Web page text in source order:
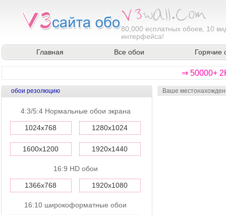
80,000 есплатных обоев, 10
интерфейса!
Главная
Все обои Горячие
⇒ 50000+
обои резолюцию
4:3/5:4 Нормальные обои экрана
1024x768 1280x1024
1600x1200 1920x1440
16:9 HD обои
1366x768 1920x1080
16:10 широкоформатные обои
Ваше